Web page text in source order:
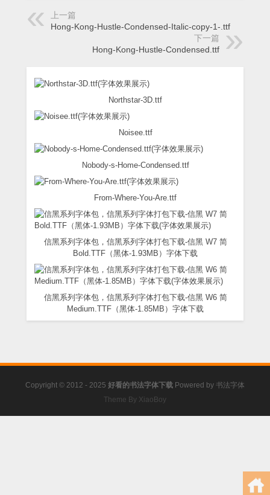
上一篇
Hong-Kong-Hustle-Condensed-Italic-copy-1-.ttf
下一篇
Hong-Kong-Hustle-Condensed.ttf
Northstar-3D.ttf
Noisee.ttf
Nobody-s-Home-Condensed.ttf
From-Where-You-Are.ttf
信黑系列字体包，信黑系列字体打包下载-信黑 W7 简
Bold.TTF（黑体-1.93MB）字体下载
信黑系列字体包，信黑系列字体打包下载-信黑 W6 简
Medium.TTF（黑体-1.85MB）字体下载
Copyright © 2012 - 2025 好看的书法字体下载 Powered by 书法字体
Theme By XiaoBoy